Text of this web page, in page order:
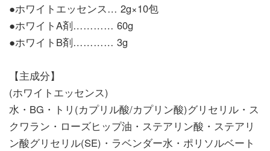
●ホワイトエッセンス… 2g×10包
●ホワイトA剤………… 60g
●ホワイトB剤………… 3g
【主成分】
(ホワイトエッセンス)
水・BG・トリ(カプリル酸/カプリン酸)グリセリル・ス
クワラン・ローズヒップ油・ステアリン酸・ステアリ
ン酸グリセリル(SE)・ラベンダー水・ポリソルベート